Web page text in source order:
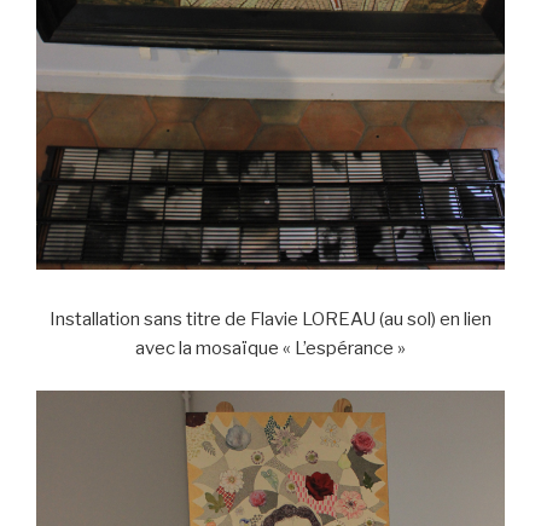
Installation sans titre de Flavie LOREAU (au sol) en lien
avec la mosaïque « L’espérance »